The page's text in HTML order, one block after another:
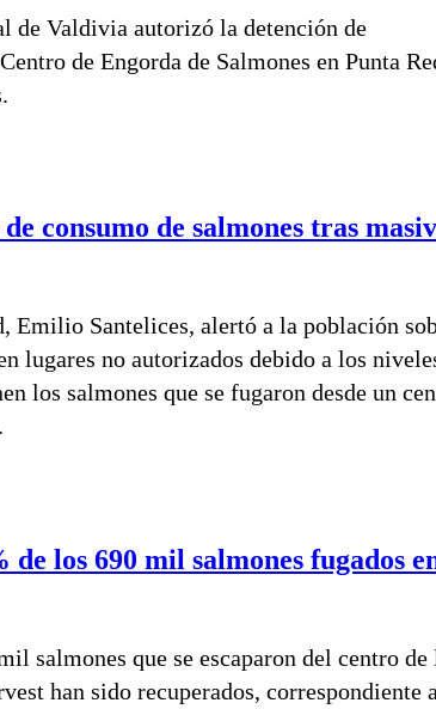
de Valdivia autorizó la detención de
de Engorda de Salmones en Punta
consumo de salmones tras
Emilio Santelices, alertó a la población
lugares no autorizados debido a los
los salmones que se fugaron desde un
de los 690 mil salmones fugados
salmones que se escaparon del centro de
han sido recuperados, correspondiente